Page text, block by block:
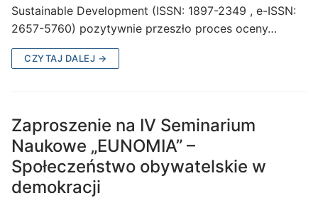
Sustainable Development (ISSN: 1897-2349 , e-ISSN:
2657-5760) pozytywnie przeszło proces oceny…
CZYTAJ DALEJ →
Zaproszenie na IV Seminarium
Naukowe „EUNOMIA” –
Społeczeństwo obywatelskie w
demokracji